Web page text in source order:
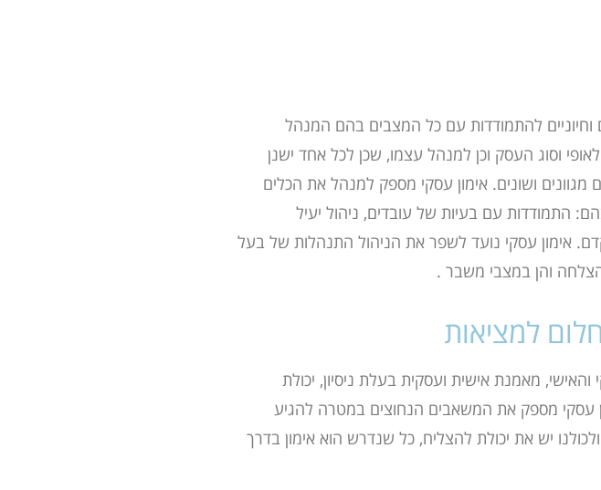
וחיוניים להתמודדות עם כל המצבים בהם המנהל
וסוג העסק וכן למנהל עצמו, שכן לכל אחד ישנן
מגוונים ושונים. אימון עסקי מספק למנהל את הכלים
התמודדות עם בעיות של עובדים, ניהול יעיל
אימון עסקי נועד לשפר את הניהול התנהלות של בעל
והן במצבי משבר .
למציאות
מאמנת אישית ועסקית בעלת ניסיון, יכולת
עסקי מספק את המשאבים הנחוצים במטרה להגיע
ולכולנו יש את יכולת להצליח, כל שנדרש הוא אימון בדרך